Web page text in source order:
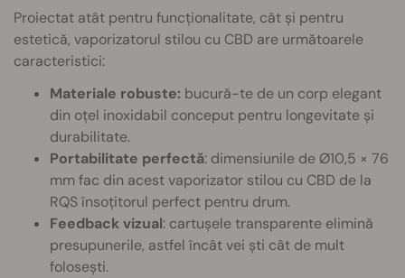
Proiectat atât pentru funcționalitate, cât și pentru
estetică, vaporizatorul stilou cu CBD are următoarele
caracteristici:
Materiale robuste: bucură-te de un corp elegant
din oțel inoxidabil conceput pentru longevitate și
durabilitate.
Portabilitate perfectă: dimensiunile de Ø10,5 × 76
mm fac din acest vaporizator stilou cu CBD de la
RQS însoțitorul perfect pentru drum.
Feedback vizual: cartușele transparente elimină
presupunerile, astfel încât vei ști cât de mult
folosești.